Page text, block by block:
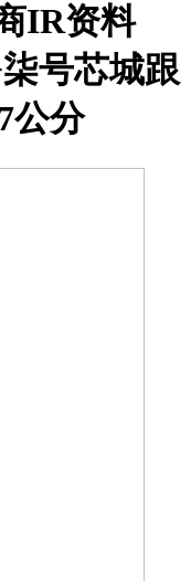
IR资料
柒号芯城跟
公分